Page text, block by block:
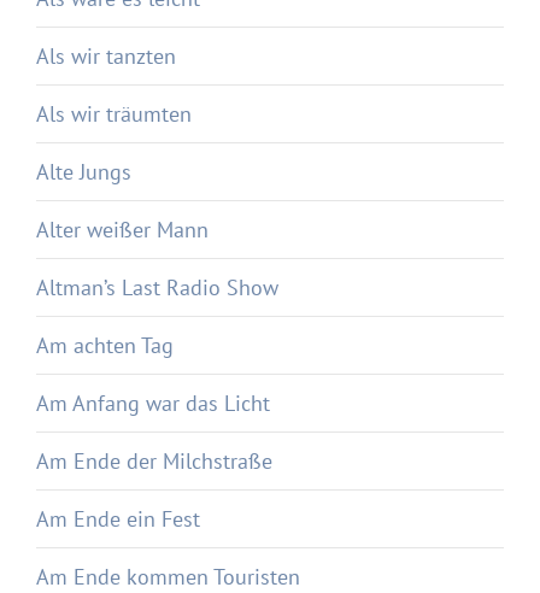
Als wir tanzten
Als wir träumten
Alte Jungs
Alter weißer Mann
Altman’s Last Radio Show
Am achten Tag
Am Anfang war das Licht
Am Ende der Milchstraße
Am Ende ein Fest
Am Ende kommen Touristen